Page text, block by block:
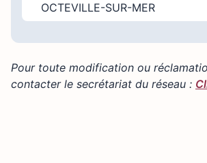
OCTEVILLE-SUR-MER
Pour toute modification ou
contacter le secrétariat du réseau :